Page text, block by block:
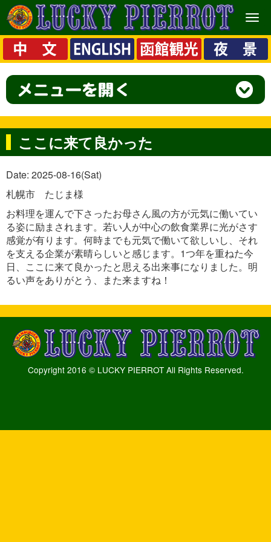
メ
ニ
ュ
ー
ここに来て良かった
Date: 2025-08-16(Sat)
札幌市 たじま様
お料理を運んで下さったお母さん風の方が元気に働いてい
る姿に励まされます。若い人が中心の飲食業界に光がさす
感覚が有ります。何時までも元気で働いて欲しいし、それ
を支える企業が素晴らしいと感じます。1つ年を重ねた今
日、ここに来て良かったと思える出来事になりました。明
るい声をありがとう、また来ますね！
Copyright 2016 © LUCKY PIERROT All Rights Reserved.